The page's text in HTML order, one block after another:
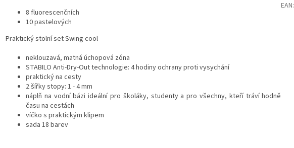
8 fluorescenčních
10 pastelových
Praktický stolní set Swing cool
neklouzavá, matná úchopová zóna
STABILO Anti-Dry-Out technologie: 4 hodiny ochrany proti vysychání
praktický na cesty
2 šířky stopy: 1 - 4 mm
náplň na vodní bázi ideální pro školáky, studenty a pro všechny, kteří tráví hodně
času na cestách
víčko s praktickým klipem
sada 18 barev
EAN: